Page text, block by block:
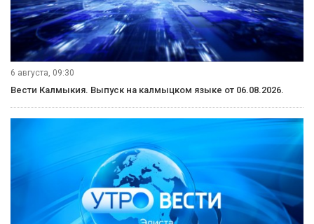
6 августа, 09:30
Вести Калмыкия. Выпуск на калмыцком языке от 06.08.2026.